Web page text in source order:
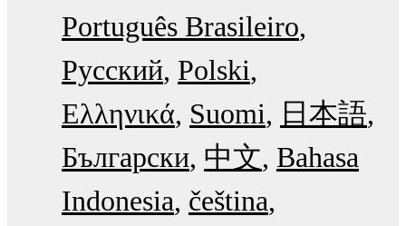
Português Brasileiro
Русский Polski
Ελληνικά Suomi
日本語
Български 中文 Bahasa
Indonesia čeština